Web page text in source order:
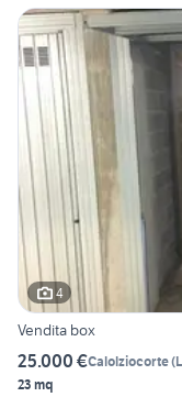
4
Vendita box
25.000 €Calolziocorte(
23 mq